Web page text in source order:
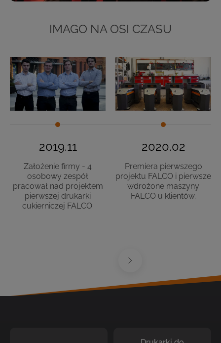
IMAGO NA OSI CZASU
2019.11
Założenie firmy - 4
osobowy zespół
pracował nad projektem
pierwszej drukarki
cukierniczej FALCO.
2020.02
Premiera pierwszego
projektu FALCO i pierwsze
wdrożone maszyny
FALCO u klientów.